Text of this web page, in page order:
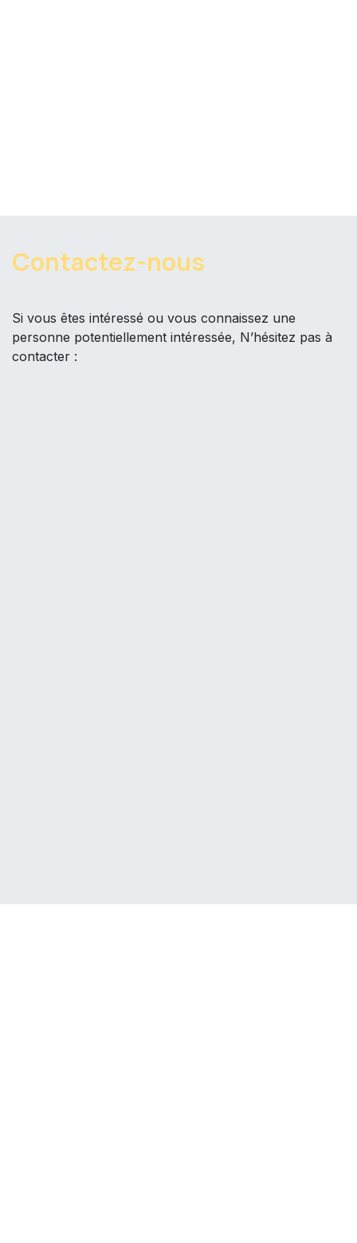
Contactez-nous ​
Si vous êtes intéressé ou vous connaissez une
personne potentiellement intéressée, N’hésitez pas à
contacter :